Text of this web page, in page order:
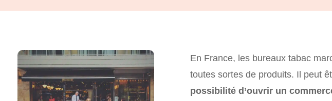
En France, les bureaux tabac
toutes sortes de produits. Il peut
possibilité d’ouvrir un